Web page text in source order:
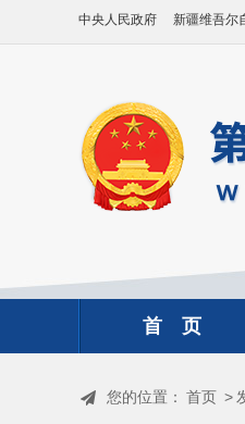
中央人民政府 新疆维吾尔
首 页
您的位置： 首页 >